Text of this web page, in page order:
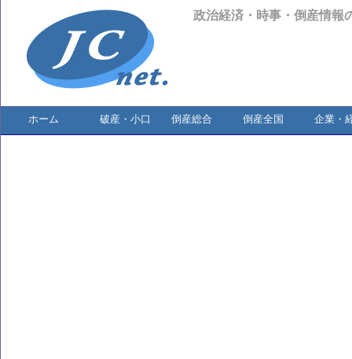
政治経済・時事・倒産情報
ホーム 破産・小口 倒産総合 倒産全国 企業・